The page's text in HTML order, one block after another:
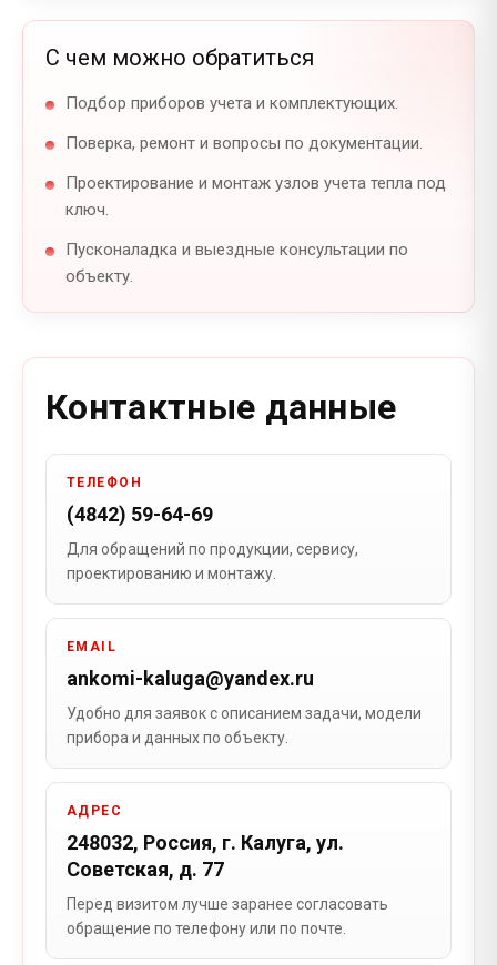
С чем можно обратиться
Подбор приборов учета и комплектующих.
Поверка, ремонт и вопросы по документации.
Проектирование и монтаж узлов учета тепла под
ключ.
Пусконаладка и выездные консультации по
объекту.
Контактные данные
ТЕЛЕФОН
(4842) 59-64-69
Для обращений по продукции, сервису,
проектированию и монтажу.
EMAIL
ankomi-kaluga@yandex.ru
Удобно для заявок с описанием задачи, модели
прибора и данных по объекту.
АДРЕС
248032, Россия, г. Калуга, ул.
Советская, д. 77
Перед визитом лучше заранее согласовать
обращение по телефону или по почте.
Комментарий
персональных данных
Тип прибора
Модель прибора
Отправить запрос
Нажимая на кнопку, вы соглашаетесь на обработку
персональных данных
Тип прибора
Модель прибора
Предположительная неисправность
Проблема
персональных данных